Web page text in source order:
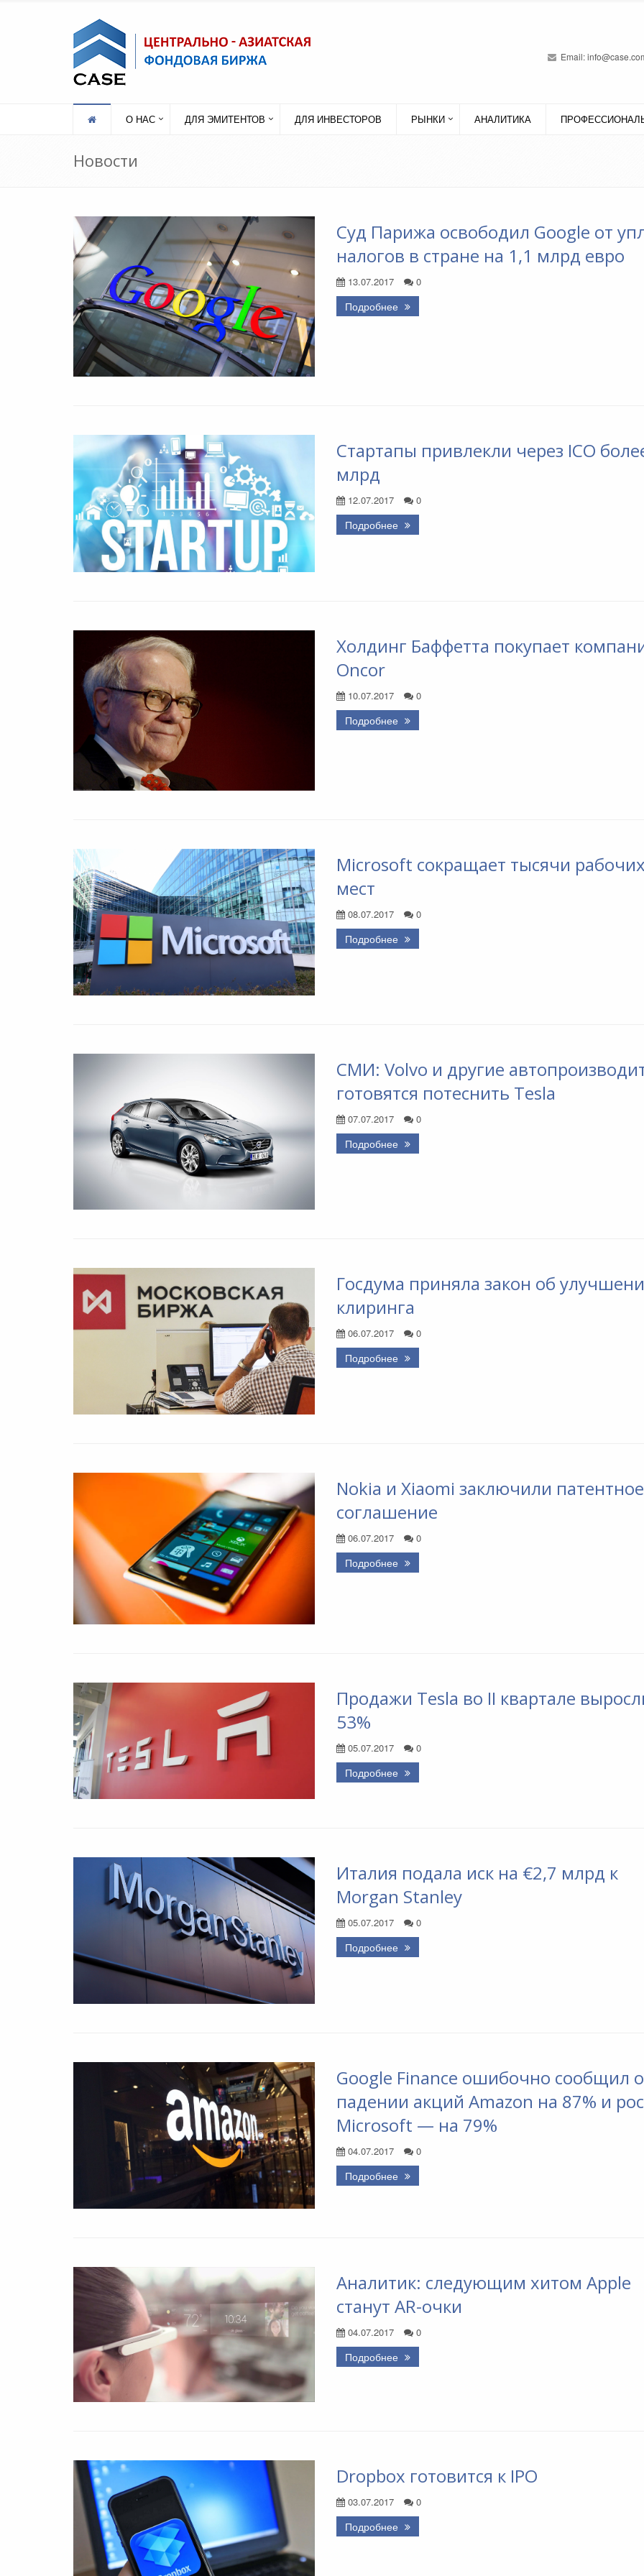
Email:
О НАС ДЛЯ ЭМИТЕНТОВ ДЛЯ ИНВЕСТОРОВ РЫНКИ АНАЛИТИКА
Новости
Суд Парижа освободил Google от
налогов в стране на 1,1 млрд евро
13.07.2017 0
Подробнее
Стартапы привлекли через ICO
млрд
12.07.2017 0
Подробнее
Холдинг Баффетта покупает
Oncor
10.07.2017 0
Подробнее
Microsoft сокращает тысячи
мест
08.07.2017 0
Подробнее
СМИ: Volvo и другие
готовятся потеснить Tesla
07.07.2017 0
Подробнее
Госдума приняла закон об
клиринга
06.07.2017 0
Подробнее
Nokia и Xiaomi заключили патентное
соглашение
06.07.2017 0
Подробнее
Продажи Tesla во II квартале
53%
05.07.2017 0
Подробнее
Италия подала иск на €2,7 млрд к
Morgan Stanley
05.07.2017 0
Подробнее
Google Finance ошибочно сообщил о
падении акций Amazon на 87% и
Microsoft — на 79%
04.07.2017 0
Подробнее
Аналитик: следующим хитом Apple
станут AR-очки
04.07.2017 0
Подробнее
Dropbox готовится к IPO
03.07.2017 0
Подробнее